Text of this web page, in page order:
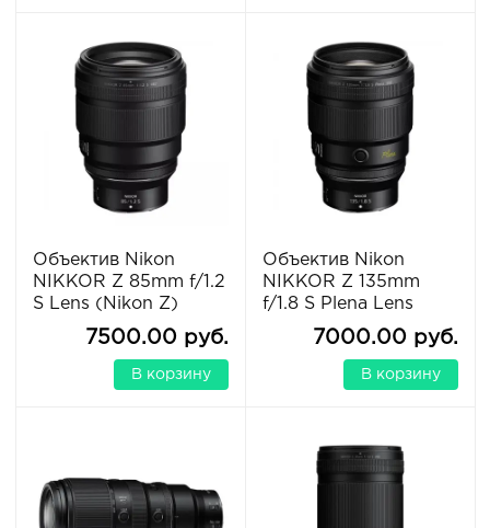
Объектив Nikon
NIKKOR Z 85mm f/1.2
S Lens (Nikon Z)
7500.00 руб.
В корзину
Объектив Nikon
NIKKOR Z 135mm
f/1.8 S Plena Lens
7000.00 руб.
В корзину